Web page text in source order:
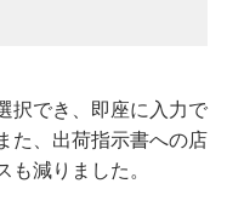
択でき、即座に入力で
た、出荷指示書への店
減りました。